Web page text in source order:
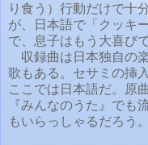
り食う）行動だけで十
が、日本語で「クッキ
で、息子はもう大喜び
収録曲は日本独自の
歌もある。セサミの挿
ここでは日本語だ。原
『みんなのうた』でも
もいらっしゃるだろう。